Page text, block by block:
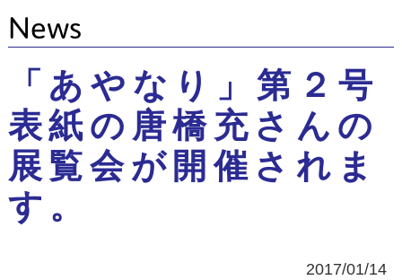
News
「あやなり」第２号
表紙の唐橋充さんの
展覧会が開催されま
す。
2017/01/14